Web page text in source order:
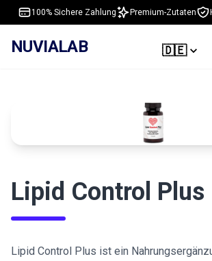
100% Sichere Zahlung Premium-Zutaten
NUVIALAB 🇩🇪
Lipid Control Plus
Lipid Control Plus ist ein